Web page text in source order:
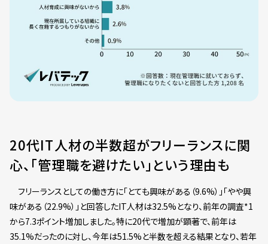
20代IT人材の半数超がフリーランスに関
心、「管理職を避けたい」という理由も
フリーランスとしての働き方に「とても興味がある（9.6%）」「やや興
味がある（22.9%）」と回答したIT人材は32.5%となり、前年の調査*1
から7.3ポイント増加しました。特に20代で増加が顕著で、前年は
35.1%だったのに対し、今年は51.5%と半数を超える結果となり、若年